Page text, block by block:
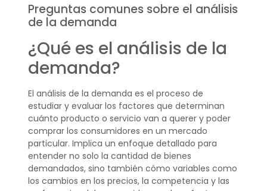
Preguntas comunes sobre el análisis
de la demanda
¿Qué es el análisis de la
demanda?
El análisis de la demanda es el proceso de
estudiar y evaluar los factores que determinan
cuánto producto o servicio van a querer y poder
comprar los consumidores en un mercado
particular. Implica un enfoque detallado para
entender no solo la cantidad de bienes
demandados, sino también cómo variables como
los cambios en los precios, la competencia y las